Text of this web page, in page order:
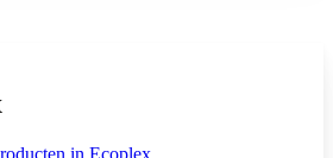
in Ecoplex